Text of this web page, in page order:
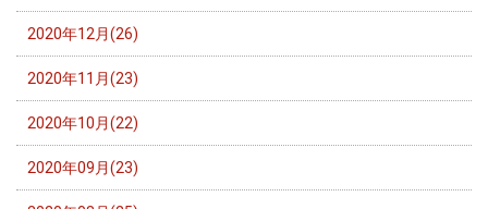
2020年12月(26)
2020年11月(23)
2020年10月(22)
2020年09月(23)